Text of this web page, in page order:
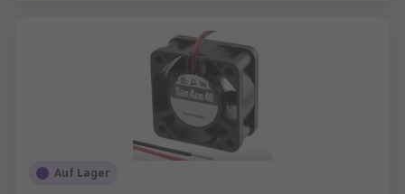
Auf Lager